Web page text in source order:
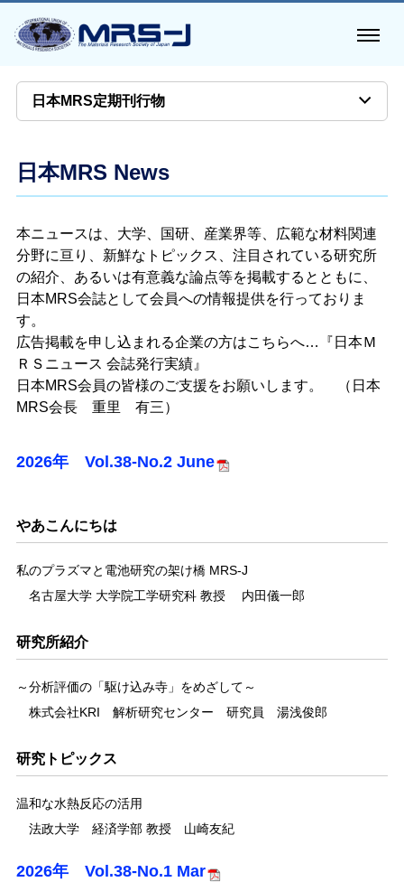
日本MRS定期刊行物
日本MRS News
本ニュースは、大学、国研、産業界等、広範な材料関連
分野に亘り、新鮮なトピックス、注目されている研究所
の紹介、あるいは有意義な論点等を掲載するとともに、
日本MRS会誌として会員への情報提供を行っておりま
す。
広告掲載を申し込まれる企業の方はこちらへ…『日本Ｍ
ＲＳニュース 会誌発行実績』
日本MRS会員の皆様のご支援をお願いします。 （日本
MRS会長 重里 有三）
2026年 Vol.38-No.2 June
やあこんにちは
私のプラズマと電池研究の架け橋 MRS-J
名古屋大学 大学院工学研究科 教授 内田儀一郎
研究所紹介
～分析評価の「駆け込み寺」をめざして～
株式会社KRI 解析研究センター 研究員 湯浅俊郎
研究トピックス
温和な水熱反応の活用
法政大学 経済学部 教授 山崎友紀
2026年 Vol.38-No.1 Mar